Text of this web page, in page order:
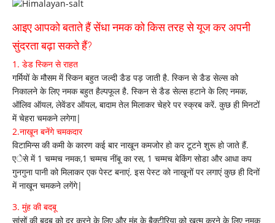
सेंधा
,और
ग्लोविंग
आइए आपको बताते हैं सेंधा नमक को किस तरह से यूज कर अपनी
सुंदरता बढ़ा सकते हैं?
1. डेड स्किन से राहत
गर्मियों के मौसम में स्किन बहुत जल्दी डैड पड़ जाती है. स्किन से डैड सेल्स को
निकालने के लिए नमक बहुत हैल्पफूल है. स्किन से डैड सेल्स हटाने के लिए नमक,
ऑलिव ऑयल, लेवेंडर ऑयल, बादाम तेल मिलाकर चेहरे पर स्क्रब करें. कुछ ही मिनटों
में चेहरा चमकने लगेगा|
2.नाखून बनेंगे चमकदार
विटामिन्स की कमी के कारण कई बार नाखून कमजोर हो कर टूटने शुरू हो जाते हैं.
एेसे में 1 चम्मच नमक,1 चम्मच नींबू का रस, 1 चम्मच बेकिंग सोडा और आधा कप
गुनगुना पानी को मिलाकर एक पेस्ट बनाएं. इस पेस्ट को नाखूनों पर लगाएं कुछ ही दिनों
में नाखून चमकने लगेंगे|
3. मुंह की बदबू
सांसों की बदबू को दूर करने के लिए और मुंह के बैक्टीरिया को खत्म करने के लिए नमक